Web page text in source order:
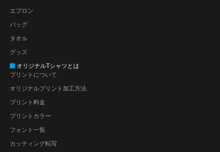
エプロン
バッグ
タオル
グッズ
オリジナルTシャツとは
プリントについて
オリジナルプリント加工方法
プリント料金
プリントカラー
フォント一覧
カッティング転写